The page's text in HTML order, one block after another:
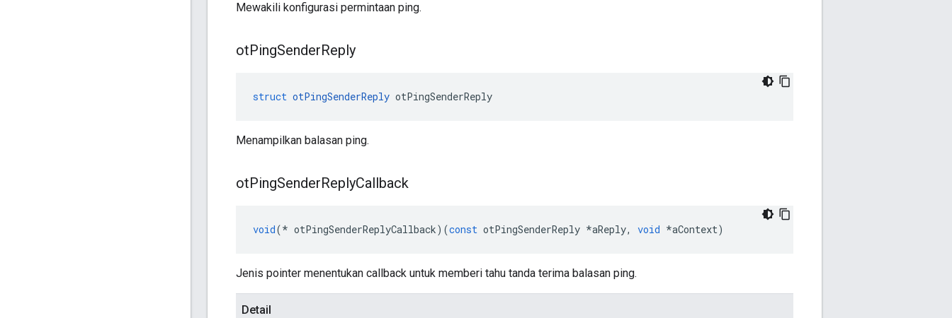
Mewakili konfigurasi permintaan ping.
otPingSenderReply
struct otPingSenderReply otPingSenderReply
Menampilkan balasan ping.
otPingSenderReplyCallback
void(* otPingSenderReplyCallback)(const otPingSenderReply *aReply, void *aContext)
Jenis pointer menentukan callback untuk memberi tahu tanda terima balasan ping.
Detail